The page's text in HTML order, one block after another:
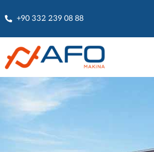
+90 332 239 08 88